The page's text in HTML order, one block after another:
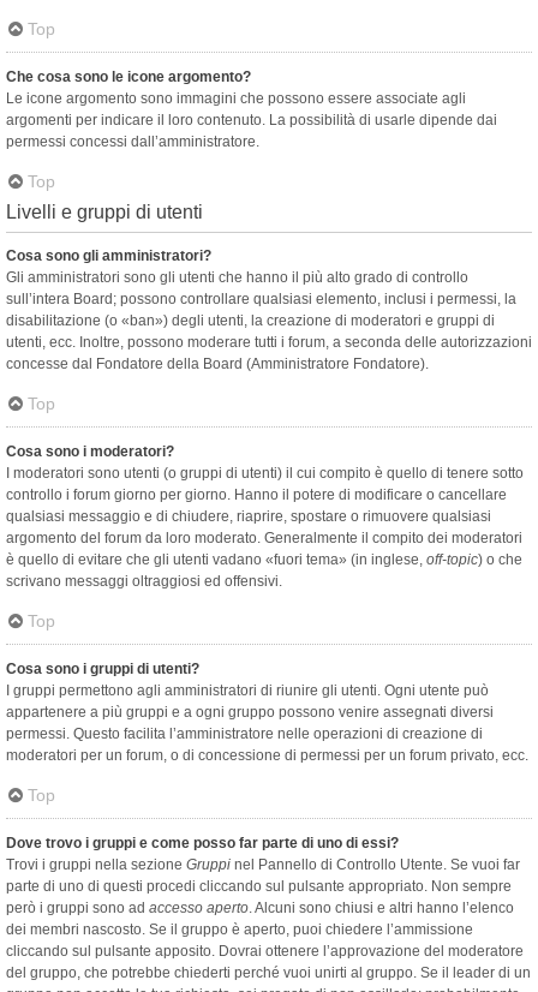
Top
Che cosa sono le icone argomento?
Le icone argomento sono immagini che possono essere associate agli
argomenti per indicare il loro contenuto. La possibilità di usarle dipende dai
permessi concessi dall’amministratore.
Top
Livelli e gruppi di utenti
Cosa sono gli amministratori?
Gli amministratori sono gli utenti che hanno il più alto grado di controllo
sull’intera Board; possono controllare qualsiasi elemento, inclusi i permessi, la
disabilitazione (o «ban») degli utenti, la creazione di moderatori e gruppi di
utenti, ecc. Inoltre, possono moderare tutti i forum, a seconda delle autorizzazioni
concesse dal Fondatore della Board (Amministratore Fondatore).
Top
Cosa sono i moderatori?
I moderatori sono utenti (o gruppi di utenti) il cui compito è quello di tenere sotto
controllo i forum giorno per giorno. Hanno il potere di modificare o cancellare
qualsiasi messaggio e di chiudere, riaprire, spostare o rimuovere qualsiasi
argomento del forum da loro moderato. Generalmente il compito dei moderatori
è quello di evitare che gli utenti vadano «fuori tema» (in inglese, off-topic) o che
scrivano messaggi oltraggiosi ed offensivi.
Top
Cosa sono i gruppi di utenti?
I gruppi permettono agli amministratori di riunire gli utenti. Ogni utente può
appartenere a più gruppi e a ogni gruppo possono venire assegnati diversi
permessi. Questo facilita l’amministratore nelle operazioni di creazione di
moderatori per un forum, o di concessione di permessi per un forum privato, ecc.
Top
Dove trovo i gruppi e come posso far parte di uno di essi?
Trovi i gruppi nella sezione Gruppi nel Pannello di Controllo Utente. Se vuoi far
parte di uno di questi procedi cliccando sul pulsante appropriato. Non sempre
però i gruppi sono ad accesso aperto. Alcuni sono chiusi e altri hanno l’elenco
dei membri nascosto. Se il gruppo è aperto, puoi chiedere l’ammissione
cliccando sul pulsante apposito. Dovrai ottenere l’approvazione del moderatore
del gruppo, che potrebbe chiederti perché vuoi unirti al gruppo. Se il leader di un